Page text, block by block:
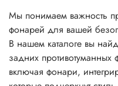
Мы понимаем важность
фонарей для вашей
В нашем каталоге вы
задних
включая фонари,